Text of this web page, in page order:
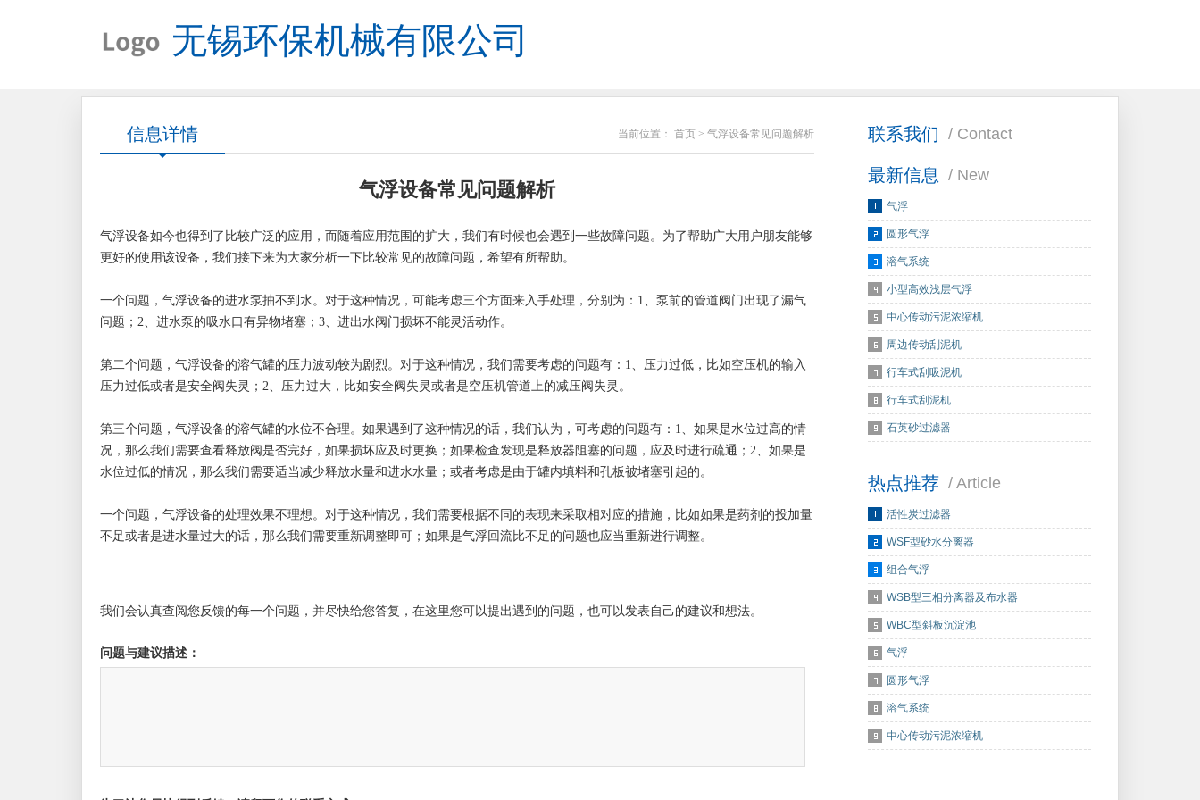
无锡环保机械有限公司
联系我们 / Contact
最新信息 / New
气浮
圆形气浮
溶气系统
小型高效浅层气浮
中心传动污泥浓缩机
周边传动刮泥机
行车式刮吸泥机
行车式刮泥机
石英砂过滤器
热点推荐 / Article
活性炭过滤器
WSF型砂水分离器
组合气浮
WSB型三相分离器及布水器
WBC型斜板沉淀池
气浮
圆形气浮
溶气系统
中心传动污泥浓缩机
信息详情 当前位置： 首页 > 气浮设备常见问题解析
气浮设备常见问题解析
气浮设备如今也得到了比较广泛的应用，而随着应用范围的扩大，我们有时候也会遇到一些故障问题。为了帮助广大用户朋友能够
更好的使用该设备，我们接下来为大家分析一下比较常见的故障问题，希望有所帮助。
一个问题，气浮设备的进水泵抽不到水。对于这种情况，可能考虑三个方面来入手处理，分别为：1、泵前的管道阀门出现了漏气
问题；2、进水泵的吸水口有异物堵塞；3、进出水阀门损坏不能灵活动作。
第二个问题，气浮设备的溶气罐的压力波动较为剧烈。对于这种情况，我们需要考虑的问题有：1、压力过低，比如空压机的输入
压力过低或者是安全阀失灵；2、压力过大，比如安全阀失灵或者是空压机管道上的减压阀失灵。
第三个问题，气浮设备的溶气罐的水位不合理。如果遇到了这种情况的话，我们认为，可考虑的问题有：1、如果是水位过高的情
况，那么我们需要查看释放阀是否完好，如果损坏应及时更换；如果检查发现是释放器阻塞的问题，应及时进行疏通；2、如果是
水位过低的情况，那么我们需要适当减少释放水量和进水水量；或者考虑是由于罐内填料和孔板被堵塞引起的。
一个问题，气浮设备的处理效果不理想。对于这种情况，我们需要根据不同的表现来采取相对应的措施，比如如果是药剂的投加量
不足或者是进水量过大的话，那么我们需要重新调整即可；如果是气浮回流比不足的问题也应当重新进行调整。
我们会认真查阅您反馈的每一个问题，并尽快给您答复，在这里您可以提出遇到的问题，也可以发表自己的建议和想法。
问题与建议描述：